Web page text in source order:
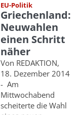
EU-Politik
Griechenland:
Neuwahlen
einen Schritt
näher
Von REDAKTION,
18. Dezember 2014
- Am
Mittwochabend
scheiterte die Wahl